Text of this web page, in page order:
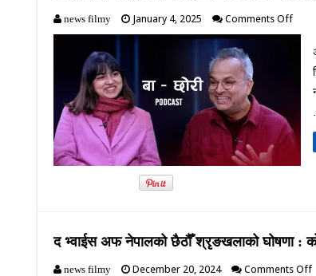
news filmy January 4, 2025 Comments Offon
छोरीसँग
अब
द भ्वाईस अफ नेपालको छैठौँ श्रृङखलाको घोषणा :
news filmy December 20, 2024 Comments Off